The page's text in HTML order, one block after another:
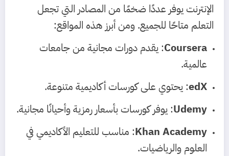
الإنترنت يوفر عددًا ضخمًا من المصادر التي تجعل
التعلم متاحًا للجميع. ومن أبرز هذه المواقع:
Coursera: يقدم دورات مجانية من جامعات
عالمية.
edX: يحتوي على كورسات أكاديمية متنوعة.
Udemy: يوفر كورسات بأسعار رمزية وأحيانًا مجانية.
Khan Academy: مناسب للتعليم الأكاديمي في
العلوم والرياضيات.